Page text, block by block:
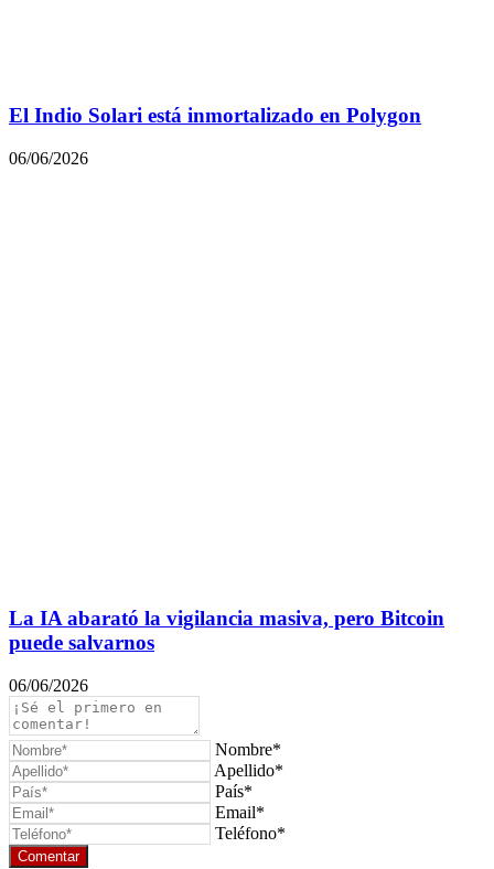
El Indio Solari está inmortalizado en Polygon
06/06/2026
La IA abarató la vigilancia masiva, pero Bitcoin
puede salvarnos
06/06/2026
Nombre*
Apellido*
País*
Email*
Teléfono*